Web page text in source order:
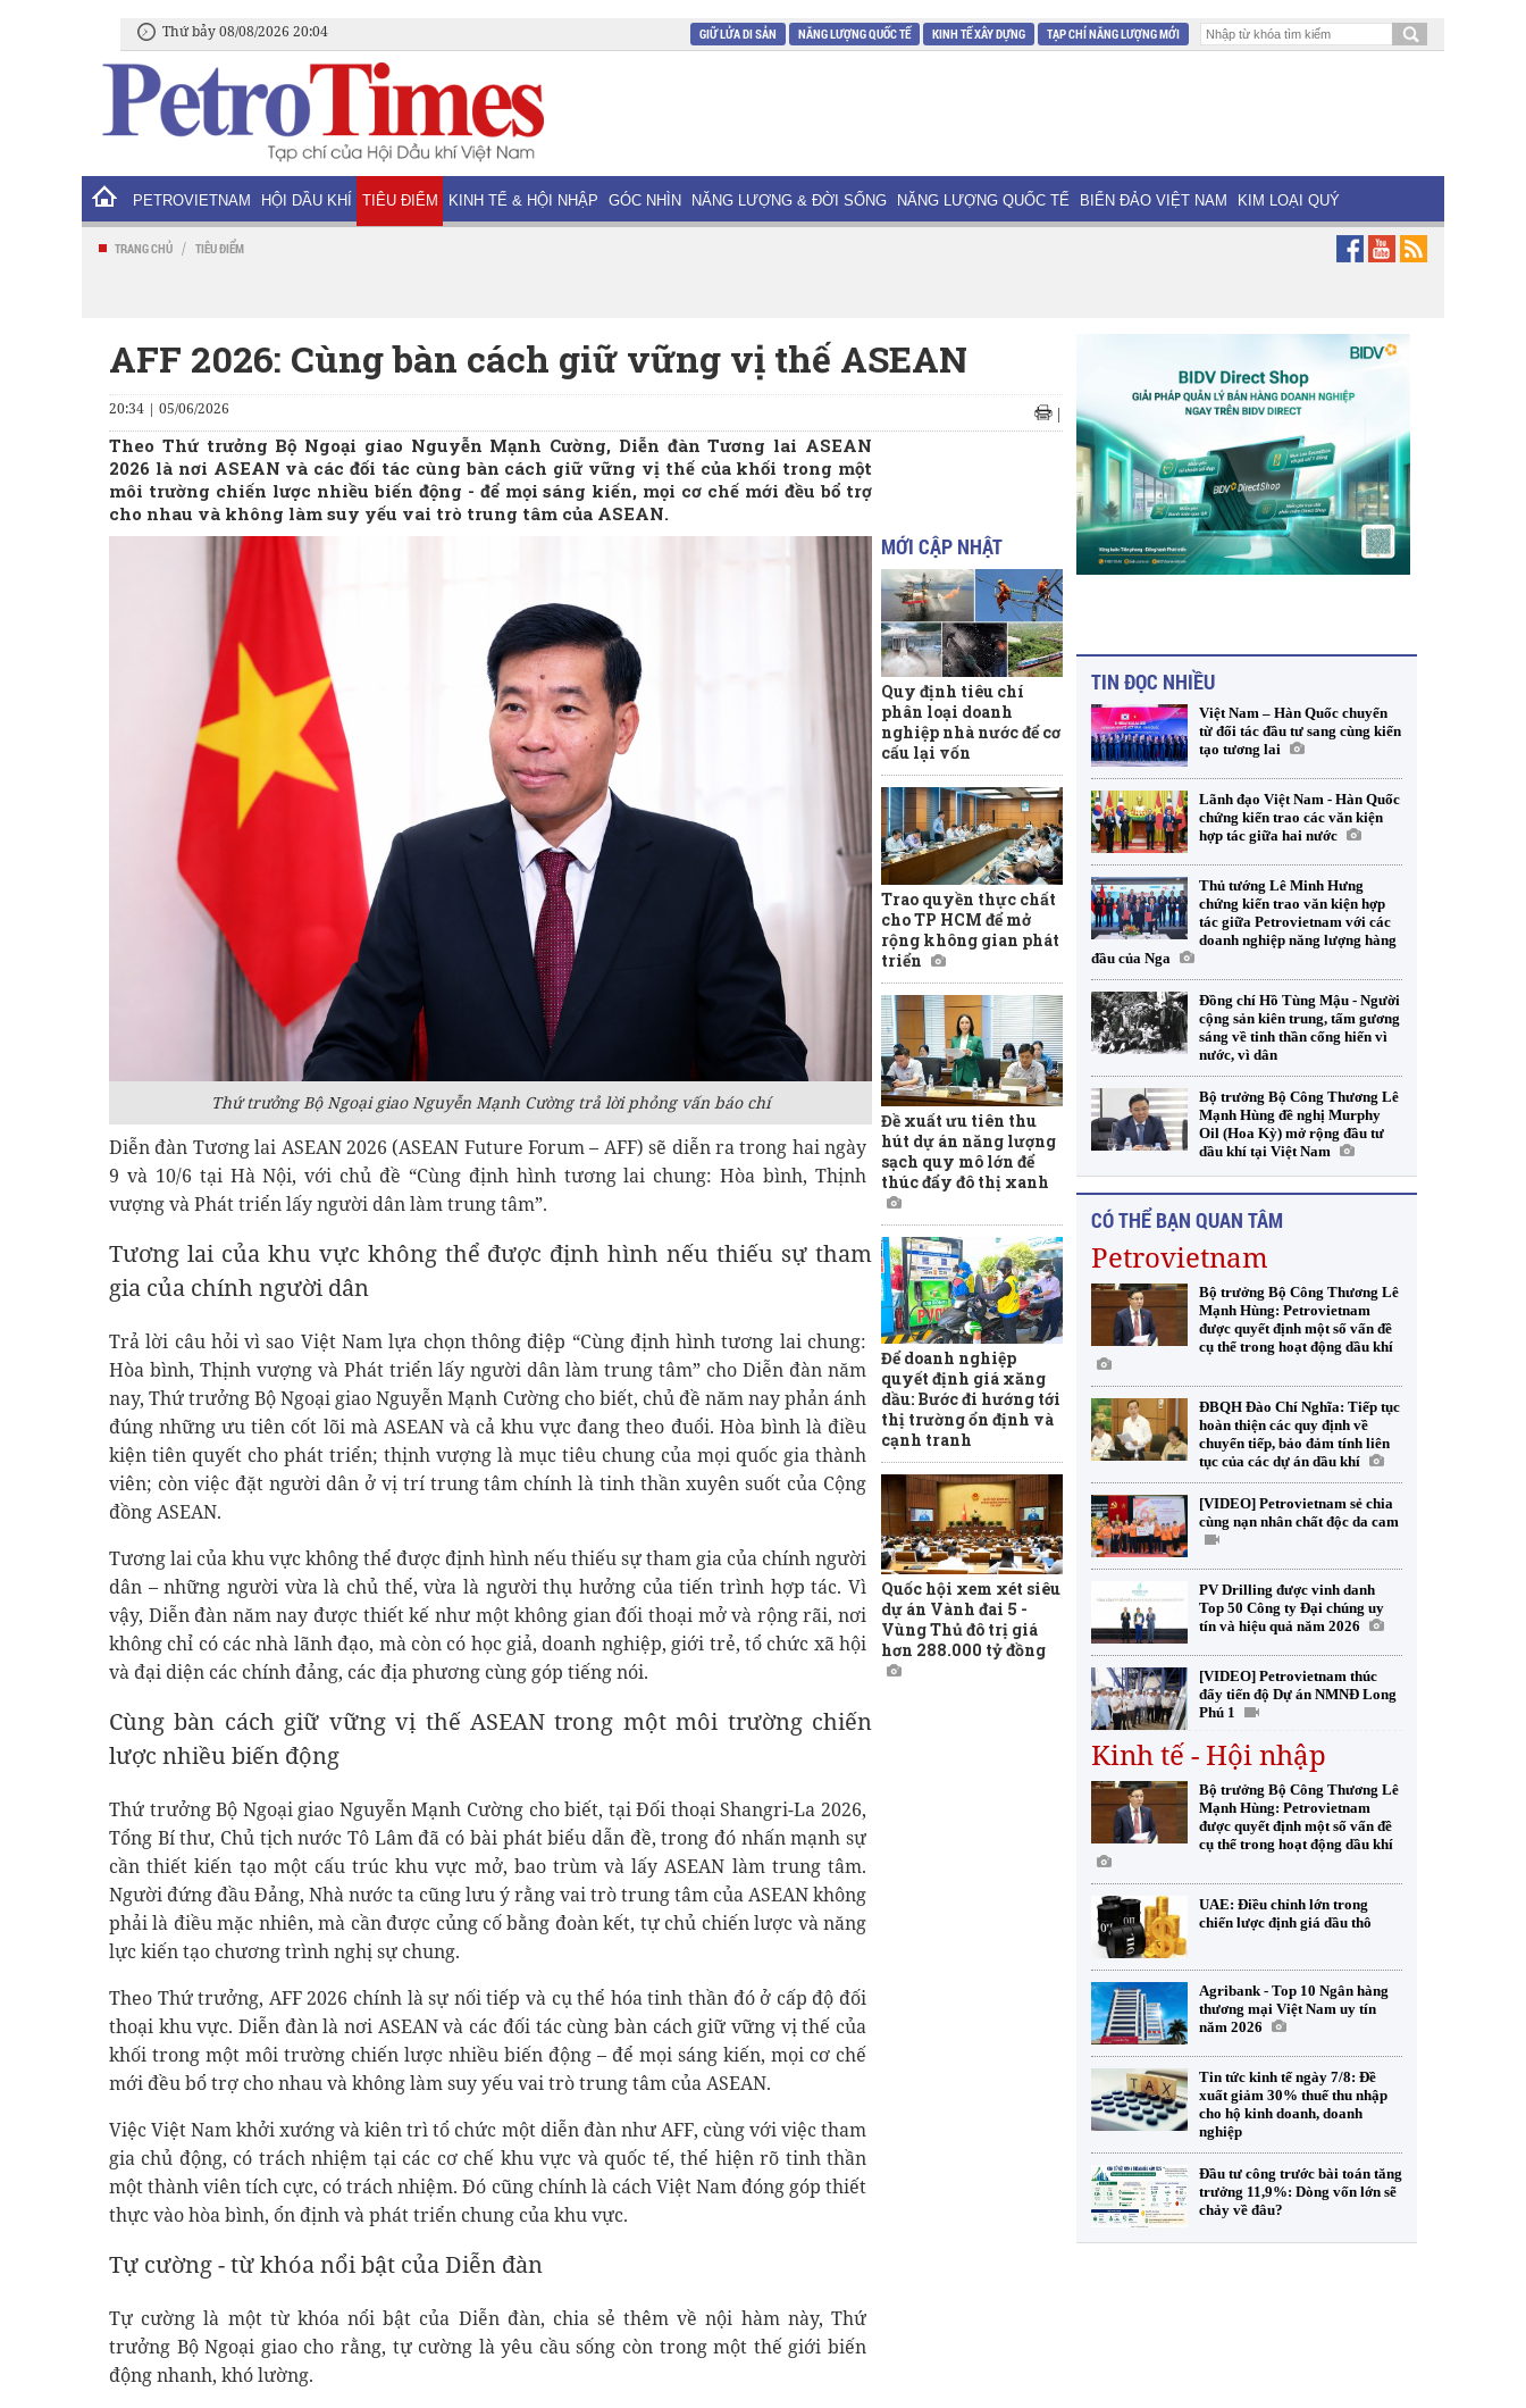
Thứ bảy 08/08/2026 20:04 GIỮ LỬA DI SẢN NĂNG LƯỢNG QUỐC TẾ KINH TẾ XÂY DỰNG TẠP CHÍ NĂNG LƯỢNG MỚI
PETROVIETNAM HỘI DẦU KHÍ TIÊU ĐIỂM KINH TẾ & HỘI NHẬP GÓC NHÌN NĂNG LƯỢNG & ĐỜI SỐNG NĂNG LƯỢNG QUỐC TẾ BIỂN ĐẢO VIỆT NAM KIM LOẠI QUÝ
TRANG CHỦ / TIÊU ĐIỂM
AFF 2026: Cùng bàn cách giữ vững vị thế ASEAN
20:34 | 05/06/2026 |
Theo Thứ trưởng Bộ Ngoại giao Nguyễn Mạnh Cường, Diễn đàn Tương lai ASEAN
2026 là nơi ASEAN và các đối tác cùng bàn cách giữ vững vị thế của khối trong một
môi trường chiến lược nhiều biến động - để mọi sáng kiến, mọi cơ chế mới đều bổ trợ
cho nhau và không làm suy yếu vai trò trung tâm của ASEAN.
Thứ trưởng Bộ Ngoại giao Nguyễn Mạnh Cường trả lời phỏng vấn báo chí
Diễn đàn Tương lai ASEAN 2026 (ASEAN Future Forum – AFF) sẽ diễn ra trong hai ngày
9 và 10/6 tại Hà Nội, với chủ đề “Cùng định hình tương lai chung: Hòa bình, Thịnh
vượng và Phát triển lấy người dân làm trung tâm”.
Tương lai của khu vực không thể được định hình nếu thiếu sự tham
gia của chính người dân
Trả lời câu hỏi vì sao Việt Nam lựa chọn thông điệp “Cùng định hình tương lai chung:
Hòa bình, Thịnh vượng và Phát triển lấy người dân làm trung tâm” cho Diễn đàn năm
nay, Thứ trưởng Bộ Ngoại giao Nguyễn Mạnh Cường cho biết, chủ đề năm nay phản ánh
đúng những ưu tiên cốt lõi mà ASEAN và cả khu vực đang theo đuổi. Hòa bình là điều
kiện tiên quyết cho phát triển; thịnh vượng là mục tiêu chung của mọi quốc gia thành
viên; còn việc đặt người dân ở vị trí trung tâm chính là tinh thần xuyên suốt của Cộng
đồng ASEAN.
Tương lai của khu vực không thể được định hình nếu thiếu sự tham gia của chính người
dân – những người vừa là chủ thể, vừa là người thụ hưởng của tiến trình hợp tác. Vì
vậy, Diễn đàn năm nay được thiết kế như một không gian đối thoại mở và rộng rãi, nơi
không chỉ có các nhà lãnh đạo, mà còn có học giả, doanh nghiệp, giới trẻ, tổ chức xã hội
và đại diện các chính đảng, các địa phương cùng góp tiếng nói.
Cùng bàn cách giữ vững vị thế ASEAN trong một môi trường chiến
lược nhiều biến động
Thứ trưởng Bộ Ngoại giao Nguyễn Mạnh Cường cho biết, tại Đối thoại Shangri-La 2026,
Tổng Bí thư, Chủ tịch nước Tô Lâm đã có bài phát biểu dẫn đề, trong đó nhấn mạnh sự
cần thiết kiến tạo một cấu trúc khu vực mở, bao trùm và lấy ASEAN làm trung tâm.
Người đứng đầu Đảng, Nhà nước ta cũng lưu ý rằng vai trò trung tâm của ASEAN không
phải là điều mặc nhiên, mà cần được củng cố bằng đoàn kết, tự chủ chiến lược và năng
lực kiến tạo chương trình nghị sự chung.
Theo Thứ trưởng, AFF 2026 chính là sự nối tiếp và cụ thể hóa tinh thần đó ở cấp độ đối
thoại khu vực. Diễn đàn là nơi ASEAN và các đối tác cùng bàn cách giữ vững vị thế của
khối trong một môi trường chiến lược nhiều biến động – để mọi sáng kiến, mọi cơ chế
mới đều bổ trợ cho nhau và không làm suy yếu vai trò trung tâm của ASEAN.
Việc Việt Nam khởi xướng và kiên trì tổ chức một diễn đàn như AFF, cùng với việc tham
gia chủ động, có trách nhiệm tại các cơ chế khu vực và quốc tế, thể hiện rõ tinh thần
một thành viên tích cực, có trách nhiệm. Đó cũng chính là cách Việt Nam đóng góp thiết
thực vào hòa bình, ổn định và phát triển chung của khu vực.
Tự cường - từ khóa nổi bật của Diễn đàn
Tự cường là một từ khóa nổi bật của Diễn đàn, chia sẻ thêm về nội hàm này, Thứ
trưởng Bộ Ngoại giao cho rằng, tự cường là yêu cầu sống còn trong một thế giới biến
động nhanh, khó lường.
MỚI CẬP NHẬT
Quy định tiêu chí
phân loại doanh
nghiệp nhà nước để cơ
cấu lại vốn
Trao quyền thực chất
cho TP HCM để mở
rộng không gian phát
triển
Đề xuất ưu tiên thu
hút dự án năng lượng
sạch quy mô lớn để
thúc đẩy đô thị xanh
Để doanh nghiệp
quyết định giá xăng
dầu: Bước đi hướng tới
thị trường ổn định và
cạnh tranh
Quốc hội xem xét siêu
dự án Vành đai 5 -
Vùng Thủ đô trị giá
hơn 288.000 tỷ đồng
TIN ĐỌC NHIỀU
Việt Nam – Hàn Quốc chuyển
từ đối tác đầu tư sang cùng kiến
tạo tương lai
Lãnh đạo Việt Nam - Hàn Quốc
chứng kiến trao các văn kiện
hợp tác giữa hai nước
Thủ tướng Lê Minh Hưng
chứng kiến trao văn kiện hợp
tác giữa Petrovietnam với các
doanh nghiệp năng lượng hàng
đầu của Nga
Đồng chí Hồ Tùng Mậu - Người
cộng sản kiên trung, tấm gương
sáng về tinh thần cống hiến vì
nước, vì dân
Bộ trưởng Bộ Công Thương Lê
Mạnh Hùng đề nghị Murphy
Oil (Hoa Kỳ) mở rộng đầu tư
dầu khí tại Việt Nam
CÓ THỂ BẠN QUAN TÂM
Petrovietnam
Bộ trưởng Bộ Công Thương Lê
Mạnh Hùng: Petrovietnam
được quyết định một số vấn đề
cụ thể trong hoạt động dầu khí
ĐBQH Đào Chí Nghĩa: Tiếp tục
hoàn thiện các quy định về
chuyển tiếp, bảo đảm tính liên
tục của các dự án dầu khí
[VIDEO] Petrovietnam sẻ chia
cùng nạn nhân chất độc da cam
PV Drilling được vinh danh
Top 50 Công ty Đại chúng uy
tín và hiệu quả năm 2026
[VIDEO] Petrovietnam thúc
đẩy tiến độ Dự án NMNĐ Long
Phú 1
Kinh tế - Hội nhập
Bộ trưởng Bộ Công Thương Lê
Mạnh Hùng: Petrovietnam
được quyết định một số vấn đề
cụ thể trong hoạt động dầu khí
UAE: Điều chỉnh lớn trong
chiến lược định giá dầu thô
Agribank - Top 10 Ngân hàng
thương mại Việt Nam uy tín
năm 2026
Tin tức kinh tế ngày 7/8: Đề
xuất giảm 30% thuế thu nhập
cho hộ kinh doanh, doanh
nghiệp
Đầu tư công trước bài toán tăng
trưởng 11,9%: Dòng vốn lớn sẽ
chảy về đâu?